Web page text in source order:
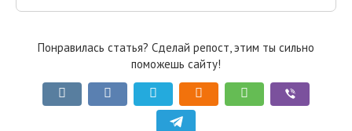
Понравилась статья? Сделай репост, этим ты сильно
поможешь сайту!